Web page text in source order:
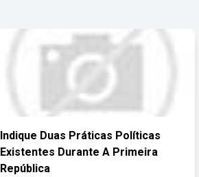
Indique Duas Práticas Políticas
Existentes Durante A Primeira
República